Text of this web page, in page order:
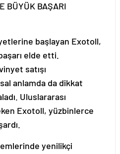
BÜYÜK BAŞARI
başlayan Exotoll,
elde etti.
satışı
anlamda da dikkat
Uluslararası
Exotoll, yüzbinlerce
yenilikçi